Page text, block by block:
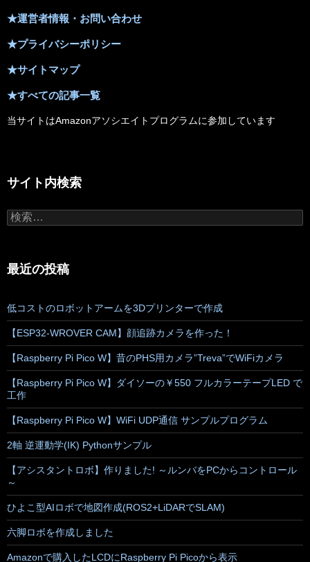
★運営者情報・お問い合わせ
★プライバシーポリシー
★サイトマップ
★すべての記事一覧
当サイトはAmazonアソシエイトプログラムに参加しています
サイト内検索
検
索:
最近の投稿
低コストのロボットアームを3Dプリンターで作成
【ESP32-WROVER CAM】顔追跡カメラを作った！
【Raspberry Pi Pico W】昔のPHS用カメラ”Treva”でWiFiカメラ
【Raspberry Pi Pico W】ダイソーの￥550 フルカラーテープLED で
工作
【Raspberry Pi Pico W】WiFi UDP通信 サンプルプログラム
2軸 逆運動学(IK) Pythonサンプル
【アシスタントロボ】作りました! ～ルンバをPCからコントロール
～
ひよこ型AIロボで地図作成(ROS2+LiDARでSLAM)
六脚ロボを作成しました
Amazonで購入したLCDにRaspberry Pi Picoから表示